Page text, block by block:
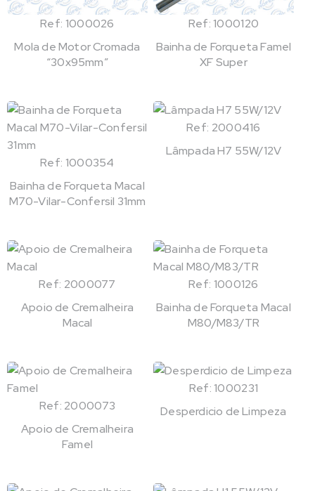
Ref: 1000026
Mola de Motor Cromada
“30x95mm”
Ref: 1000120
Bainha de Forqueta Famel
XF Super
Ref: 1000354
Bainha de Forqueta Macal
M70-Vilar-Confersil 31mm
Ref: 2000416
Lâmpada H7 55W/12V
Ref: 2000077
Apoio de Cremalheira
Macal
Ref: 1000126
Bainha de Forqueta Macal
M80/M83/TR
Ref: 2000073
Apoio de Cremalheira
Famel
Ref: 1000231
Desperdicio de Limpeza